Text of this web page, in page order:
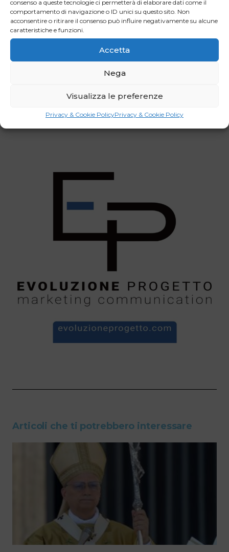
consenso a queste tecnologie ci permetterà di elaborare dati come il
comportamento di navigazione o ID unici su questo sito. Non
acconsentire o ritirare il consenso può influire negativamente su alcune
caratteristiche e funzioni.
Accetta
Nega
Visualizza le preferenze
Privacy & Cookie PolicyPrivacy & Cookie Policy
migliore. Bisogna avere coraggio nelle scelte.
LinkedIn
Articoli che ti potrebbero interessare